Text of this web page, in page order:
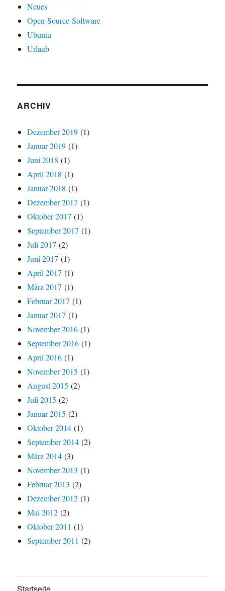
Neues
Open-Source-Software
Ubuntu
Urlaub
ARCHIV
Dezember 2019 (1)
Januar 2019 (1)
Juni 2018 (1)
April 2018 (1)
Januar 2018 (1)
Dezember 2017 (1)
Oktober 2017 (1)
September 2017 (1)
Juli 2017 (2)
Juni 2017 (1)
April 2017 (1)
März 2017 (1)
Februar 2017 (1)
Januar 2017 (1)
November 2016 (1)
September 2016 (1)
April 2016 (1)
November 2015 (1)
August 2015 (2)
Juli 2015 (2)
Januar 2015 (2)
Oktober 2014 (1)
September 2014 (2)
März 2014 (3)
November 2013 (1)
Februar 2013 (2)
Dezember 2012 (1)
Mai 2012 (2)
Oktober 2011 (1)
September 2011 (2)
Startseite